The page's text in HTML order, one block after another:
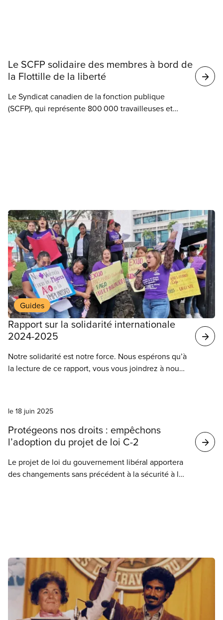
Le SCFP solidaire des membres à bord de
la Flottille de la liberté
Le Syndicat canadien de la fonction publique
(SCFP), qui représente 800 000 travailleuses et
Guides
Rapport sur la solidarité internationale
2024-2025
Notre solidarité est notre force. Nous espérons qu’à
la lecture de ce rapport, vous vous joindrez à nous
le 18 juin 2025
Protégeons nos droits : empêchons
l’adoption du projet de loi C-2
Le projet de loi du gouvernement libéral apportera
des changements sans précédent à la sécurité à la
de bloquer ce projet de loi dévastateur.